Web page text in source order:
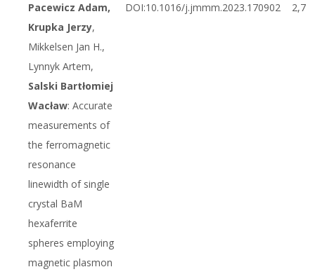
Pacewicz Adam,
Krupka Jerzy,
Mikkelsen Jan H.,
Lynnyk Artem,
Salski Bartłomiej
Wacław: Accurate
measurements of
the ferromagnetic
resonance
linewidth of single
crystal BaM
hexaferrite
spheres employing
magnetic plasmon
DOI:10.1016/j.jmmm.2023.170902 2,7